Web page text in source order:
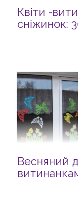
Квіти -
сніжинок:
Весняний